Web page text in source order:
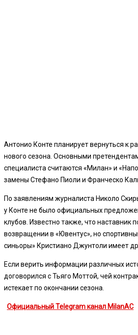
Антонио Конте планирует вернуться к
нового сезона. Основными
специалиста считаются «Милан» и
замены Стефано Пиоли и Франческо
По заявлениям журналиста Николо
у Конте не было официальных
клубов. Известно также, что наставник
возвращении в «Ювентус», но
синьоры» Кристиано Джунтоли имеет
Если верить информации различных
договорился с Тьяго Моттой, чей
истекает по окончании сезона.
Официальный Telegram канал MilanAC